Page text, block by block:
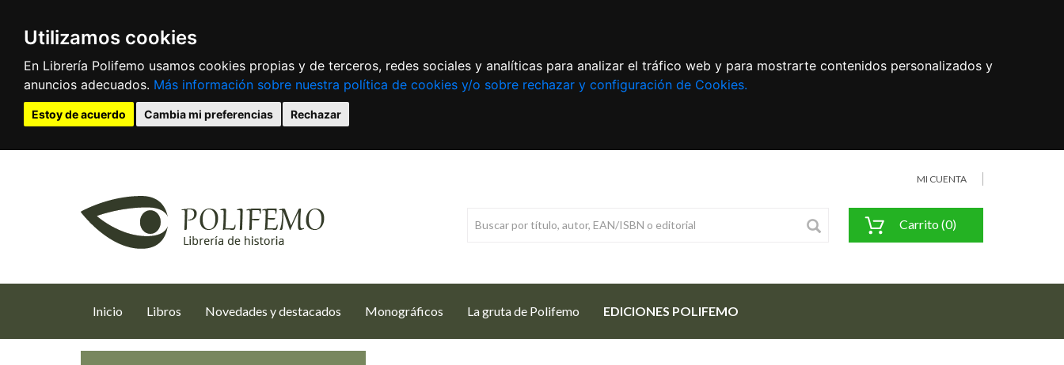
Utilizamos cookies
En Librería Polifemo usamos cookies propias y de terceros, redes sociales y analíticas para analizar el tráfico web y para mostrarte contenidos personalizados y
anuncios adecuados. Más información sobre nuestra política de cookies y/o sobre rechazar y configuración de Cookies.
Estoy de acuerdo Cambia mi preferencias Rechazar
MI CUENTA
Carrito (0)
Inicio (current)
Libros Novedades y destacados Monográficos La gruta de Polifemo EDICIONES POLIFEMO